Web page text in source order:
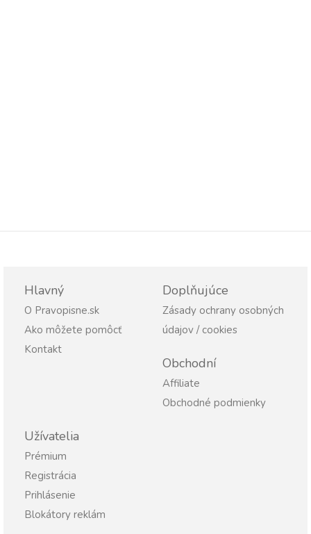
Hlavný
O Pravopisne.sk
Ako môžete pomôcť
Kontakt
Doplňujúce
Zásady ochrany osobných
údajov / cookies
Obchodní
Affiliate
Obchodné podmienky
Užívatelia
Prémium
Registrácia
Prihlásenie
Blokátory reklám